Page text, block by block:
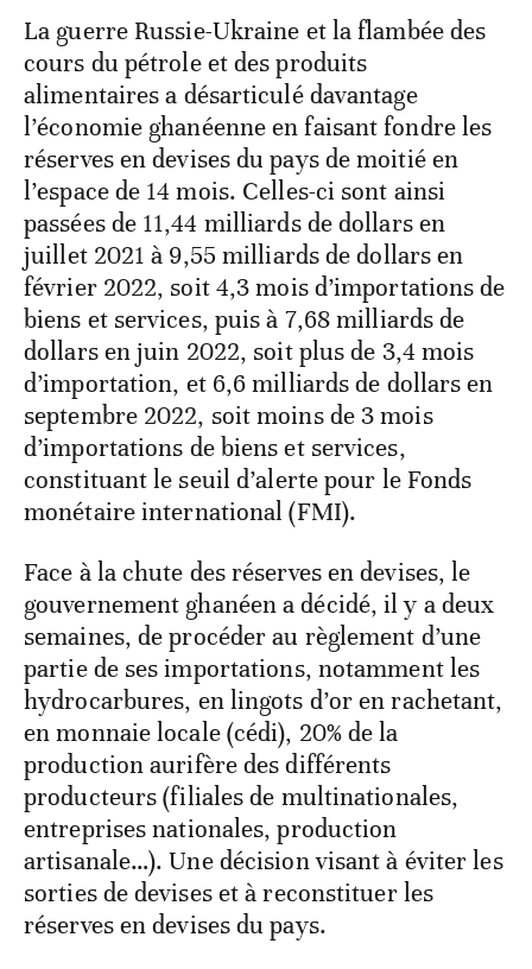
La guerre Russie-Ukraine et la flambée des
cours du pétrole et des produits
alimentaires a désarticulé davantage
l’économie ghanéenne en faisant fondre les
réserves en devises du pays de moitié en
l’espace de 14 mois. Celles-ci sont ainsi
passées de 11,44 milliards de dollars en
juillet 2021 à 9,55 milliards de dollars en
février 2022, soit 4,3 mois d’importations de
biens et services, puis à 7,68 milliards de
dollars en juin 2022, soit plus de 3,4 mois
d’importation, et 6,6 milliards de dollars en
septembre 2022, soit moins de 3 mois
d’importations de biens et services,
constituant le seuil d’alerte pour le Fonds
monétaire international (FMI).
Face à la chute des réserves en devises, le
gouvernement ghanéen a décidé, il y a deux
semaines, de procéder au règlement d’une
partie de ses importations, notamment les
hydrocarbures, en lingots d’or en rachetant,
en monnaie locale (cédi), 20% de la
production aurifère des différents
producteurs (filiales de multinationales,
entreprises nationales, production
artisanale…). Une décision visant à éviter les
sorties de devises et à reconstituer les
réserves en devises du pays.